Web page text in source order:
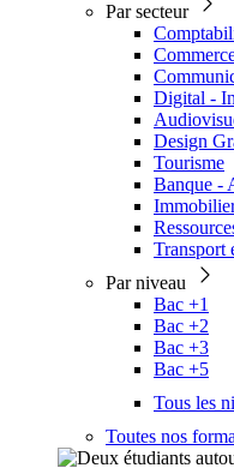
Par secteur
Digital -
Design
Tourisme
Banque -
Transport
Par niveau
Bac +1
Bac +2
Bac +3
Bac +5
Tous les
Toutes nos